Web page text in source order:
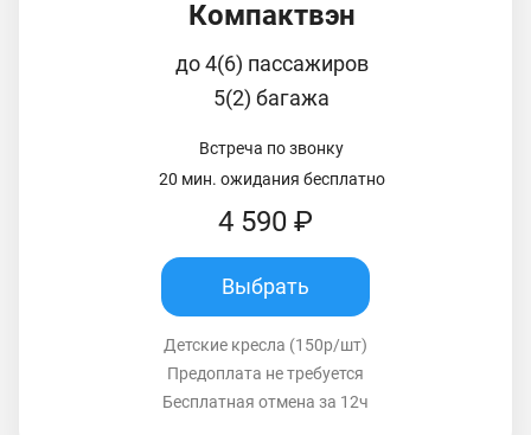
Компактвэн
до 4(6) пассажиров
5(2) багажа
Встреча по звонку
20 мин. ожидания бесплатно
4 590 ₽
Выбрать
Детские кресла (150р/шт)
Предоплата не требуется
Бесплатная отмена за 12ч